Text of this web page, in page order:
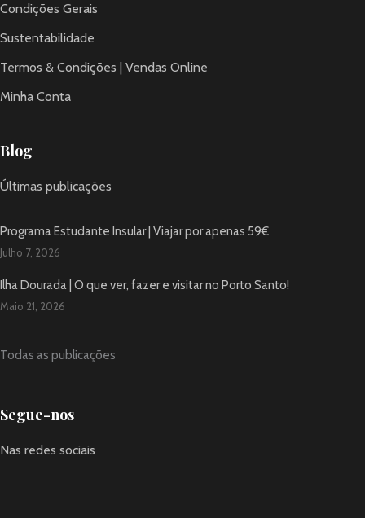
Condições Gerais
Sustentabilidade
Termos & Condições | Vendas Online
Minha Conta
Blog
Últimas publicações
Programa Estudante Insular | Viajar por apenas 59€
Julho 7, 2026
Ilha Dourada | O que ver, fazer e visitar no Porto Santo!
Maio 21, 2026
Todas as publicações
Segue-nos
Nas redes sociais